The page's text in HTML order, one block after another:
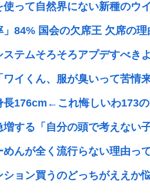
使って自然界にない新種のウ
」84% 国会の欠席王 欠席の
テムそろそろアプデすべき
ワイくん、服が臭いって苦情
長176cm←これ悔しいわ173
増する「自分の頭で考えない
めんが全く流行らない理由っ
ション買うのどっちがええか